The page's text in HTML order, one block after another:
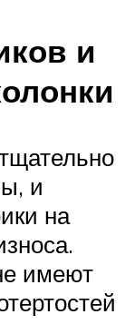
и
и
на
имеют